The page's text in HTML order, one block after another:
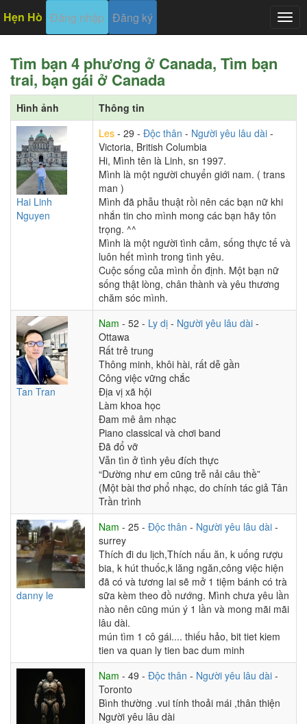
Hẹn Hò Đăng nhập Đăng ký
Tìm bạn 4 phương ở Canada, Tìm bạn
trai, bạn gái ở Canada
Hình ảnh Thông tin
Hai Linh
Nguyen
Les - 29 - Độc thân - Người yêu lâu dài -
Victoria, British Columbia
Hi, Mình tên là Linh, sn 1997.
Mình là một người chuyển giới nam. ( trans
man )
Mình đã phẫu thuật rồi nên các bạn nữ khi
nhắn tin cho mình mong các bạn hãy tôn
trọng. ^^
Mình là một người tình cảm, sống thực tế và
luôn hết mình trong tình yêu.
Cuộc sống của mình ổn định. Một bạn nữ
sống thật lòng, chân thành và yêu thương
chăm sóc mình.
Tan Tran
Nam - 52 - Ly dị - Người yêu lâu dài -
Ottawa
Rất trẻ trung
Thông minh, khôi hài, rất dễ gần
Công việc vững chắc
Địa vị xã hội
Làm khoa học
Đam mê âm nhạc
Piano classical và chơi band
Đã đổ vỡ
Vẫn tìn ở tình yêu đích thực
“Dường như em cũng trễ nải câu thề”
(Một bài thơ phổ nhạc, do chính tác giả Tân
Trần trình
danny le
Nam - 25 - Độc thân - Người yêu lâu dài -
surrey
Thích đi du lịch,Thích nấu ăn, k uống rượu
bia, k hút thuốc,k lăng ngăn,công việc hiện
đã có và tương lai sẽ mở 1 tiệm bánh có trà
sữa kèm theo đồ nướng. Mình chưa yêu lần
nào nên cũng mún ý 1 lần và mong mãi mãi
lâu dài.
mún tìm 1 cô gái.... thiếu hảo, bit tiet kiem
tien va quan ly tien bac dum minh
Nam - 49 - Độc thân - Người yêu lâu dài -
Toronto
Bình thường .vui tính thoải mái ,thân thiện
Người yêu lâu dài